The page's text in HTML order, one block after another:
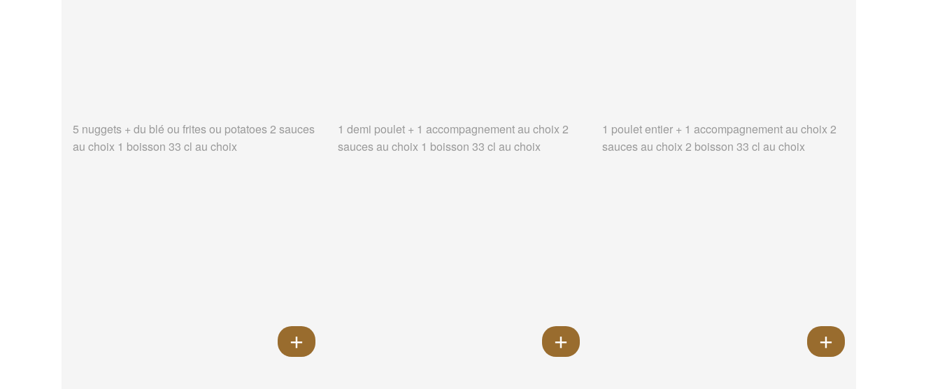
5 nuggets + du blé ou frites ou potatoes 2 sauces
au choix 1 boisson 33 cl au choix
1 demi poulet + 1 accompagnement au choix 2
sauces au choix 1 boisson 33 cl au choix
1 poulet entier + 1 accompagnement au choix 2
sauces au choix 2 boisson 33 cl au choix